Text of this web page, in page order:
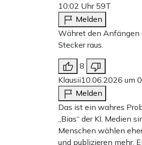
10:02 Uhr 59T
Melden
Währet den Anfängen
Stecker raus.
8
Klausii10.06.2026 um
Melden
Das ist ein wahres
„Bias“ der KI. Medien
Menschen wählen
und publizieren mehr.